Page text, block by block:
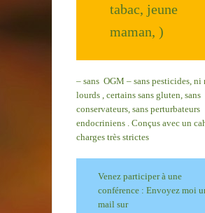
tabac, jeune
maman, )
– sans OGM – sans pesticides, ni
lourds , certains sans gluten, sans
conservateurs, sans perturbateurs
endocriniens . Conçus avec un
charges très strictes
Venez participer à une
conférence : Envoyez moi
mail sur